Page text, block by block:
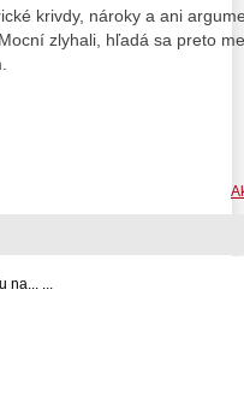
krivdy, nároky a ani
zlyhali, hľadá sa preto
na... ...